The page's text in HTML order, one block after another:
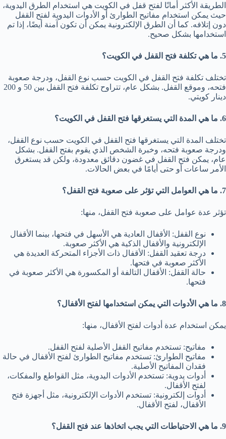
الطريقة الأكثر أمانًا لفتح قفل في الكويت هي استخدام الطرق اليدوية،
حيث يمكن استخدام مفاتيح الطوارئ أو الأدوات اليدوية لفتح القفل
دون إتلافه. كما أن الطرق الإلكترونية يمكن أن تكون آمنة أيضًا، إذا تم
استخدامها بشكل صحيح.
5. ما هي تكلفة فتح القفل في الكويت؟
تختلف تكلفة فتح القفل في الكويت حسب نوع القفل، ودرجة صعوبة
فتحه، وموقع القفل. بشكل عام، تتراوح تكلفة فتح القفل بين 50 و 200
دينار كويتي.
6. ما هي المدة التي يستغرقها فتح القفل في الكويت؟
تختلف المدة التي يستغرقها فتح القفل في الكويت حسب نوع القفل،
ودرجة صعوبة فتحه، وخبرة الشخص الذي يقوم بفتح القفل. بشكل
عام، يمكن فتح القفل في غضون دقائق معدودة، ولكن قد يستغرق
الأمر ساعات أو حتى أيامًا في بعض الحالات.
7. ما هي العوامل التي تؤثر على صعوبة فتح القفل؟
تؤثر عدة عوامل على صعوبة فتح القفل، منها:
نوع القفل: الأقفال العادية هي الأسهل في فتحها، بينما الأقفال
الإلكترونية والأقفال الذكية هي الأكثر صعوبة.
درجة تعقيد القفل: الأقفال ذات الأجزاء المتحركة العديدة هي
الأكثر صعوبة في فتحها.
حالة القفل: الأقفال التالفة أو المكسورة هي الأكثر صعوبة في
فتحها.
8. ما هي الأدوات التي يمكن استخدامها لفتح الأقفال؟
يمكن استخدام عدة أدوات لفتح الأقفال، منها:
مفاتيح: تستخدم مفاتيح القفل الأصلية لفتح القفل.
مفاتيح الطوارئ: تستخدم مفاتيح الطوارئ لفتح الأقفال في حالة
فقدان المفاتيح الأصلية.
أدوات يدوية: تستخدم الأدوات اليدوية، مثل القواطع والمفكات،
لفتح الأقفال.
أدوات إلكترونية: تستخدم الأدوات الإلكترونية، مثل أجهزة فتح
الأقفال، لفتح الأقفال.
9. ما هي الاحتياطات التي يجب اتخاذها عند فتح القفل؟